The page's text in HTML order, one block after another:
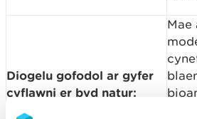
Diogelu gofodol ar gyfer
cyflawni er byd natur:
rhaglen wedi'i sefydlu a
Mae